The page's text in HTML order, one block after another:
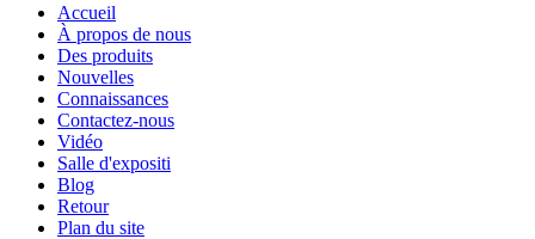
Accueil
À propos de nous
Des produits
Nouvelles
Connaissances
Contactez-nous
Vidéo
Salle d'expositi
Blog
Retour
Plan du site